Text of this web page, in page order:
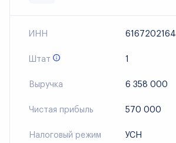
ИНН 6167202164
Штат 1
Выручка 6 358 000
Чистая прибыль 570 000
Налоговый режим УСН